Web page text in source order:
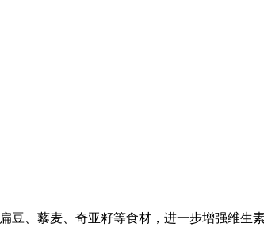
、藜麦、奇亚籽等食材，进一步增强维生